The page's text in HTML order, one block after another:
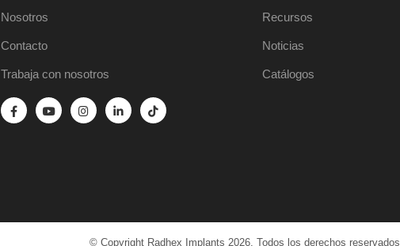
Nosotros
Contacto
Trabaja con nosotros
Recursos
Noticias
Catálogos
© Copyright Radhex Implants 2026. Todos los derechos reservados.